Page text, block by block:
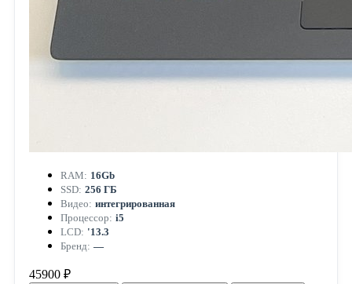
RAM: 16Gb
SSD: 256 ГБ
Видео: интегрированная
Процессор: i5
LCD: '13.3
Бренд: —
45900 ₽